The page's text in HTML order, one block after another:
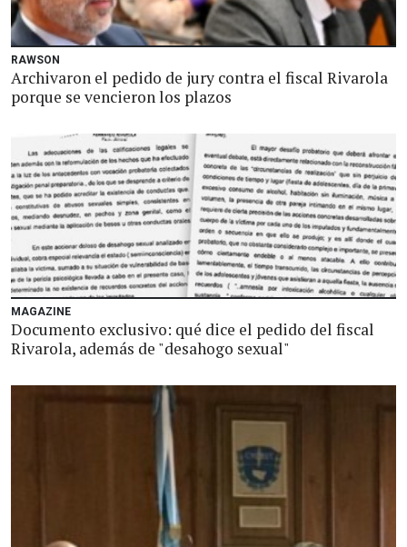
RAWSON
Archivaron el pedido de jury contra el fiscal Rivarola
porque se vencieron los plazos
MAGAZINE
Documento exclusivo: qué dice el pedido del fiscal
Rivarola, además de "desahogo sexual"